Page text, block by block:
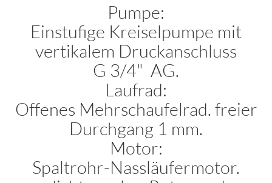
Pumpe:
Einstufige Kreiselpumpe mit
vertikalem Druckanschluss
G 3/4" AG.
Laufrad:
Offenes Mehrschaufelrad. freier
Durchgang 1 mm.
Motor:
Spaltrohr-Nassläufermotor.